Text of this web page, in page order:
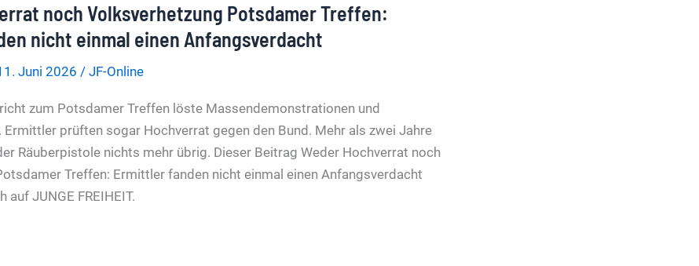
noch Volksverhetzung Potsdamer Treffen:
nicht einmal einen Anfangsverdacht
Juni 2026 / JF-Online
zum Potsdamer Treffen löste Massendemonstrationen und
Ermittler prüften sogar Hochverrat gegen den Bund. Mehr als zwei Jahre
Räuberpistole nichts mehr übrig. Dieser Beitrag Weder Hochverrat noch
Treffen: Ermittler fanden nicht einmal einen Anfangsverdacht
JUNGE FREIHEIT.